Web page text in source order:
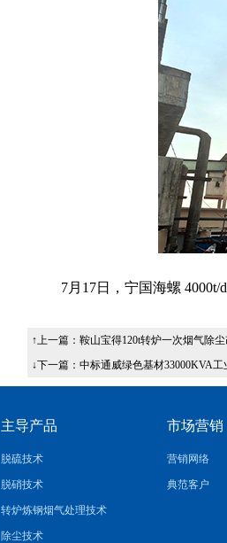
7月 17日，宁国海螺 4000t/d
↑上一篇： 鞍山宝得120t转炉一次烟气除
↓下一篇： 中标通威绿色基材33000KVA
主导产品
脱硫技术
脱硝技术
转炉炼钢烟气处理技术
除尘技术
市场营销
营销网络
典范客户